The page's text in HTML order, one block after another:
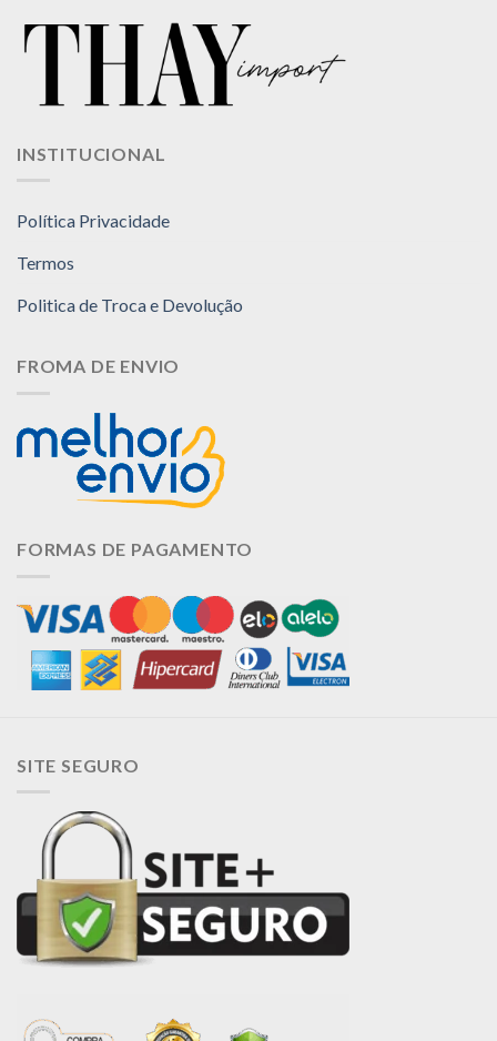
INSTITUCIONAL
Política Privacidade
Termos
Politica de Troca e Devolução
FROMA DE ENVIO
FORMAS DE PAGAMENTO
SITE SEGURO